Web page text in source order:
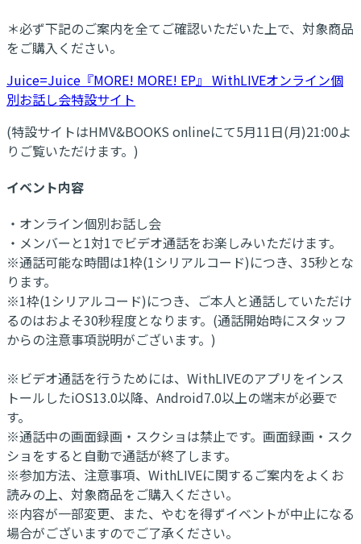
＊必ず下記のご案内を全てご確認いただいた上で、対象商品
をご購入ください。
Juice=Juice『MORE! MORE! EP』 WithLIVEオンライン個
別お話し会特設サイト
(特設サイトはHMV&BOOKS onlineにて5月11日(月)21:00よ
りご覧いただけます。)
イベント内容
・オンライン個別お話し会
・メンバーと1対1でビデオ通話をお楽しみいただけます。
※通話可能な時間は1枠(1シリアルコード)につき、35秒とな
ります。
※1枠(1シリアルコード)につき、ご本人と通話していただけ
るのはおよそ30秒程度となります。(通話開始時にスタッフ
からの注意事項説明がございます。)
※ビデオ通話を行うためには、WithLIVEのアプリをインス
トールしたiOS13.0以降、Android7.0以上の端末が必要で
す。
※通話中の画面録画・スクショは禁止です。画面録画・スク
ショをすると自動で通話が終了します。
※参加方法、注意事項、WithLIVEに関するご案内をよくお
読みの上、対象商品をご購入ください。
※内容が一部変更、また、やむを得ずイベントが中止になる
場合がございますのでご了承ください。